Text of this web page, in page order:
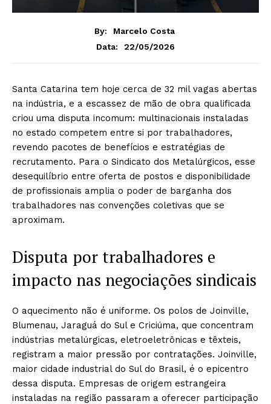
By:
Marcelo Costa
Data:
22/05/2026
Santa Catarina tem hoje cerca de 32 mil vagas abertas
na indústria, e a escassez de mão de obra qualificada
criou uma disputa incomum: multinacionais instaladas
no estado competem entre si por trabalhadores,
revendo pacotes de benefícios e estratégias de
recrutamento. Para o Sindicato dos Metalúrgicos, esse
desequilíbrio entre oferta de postos e disponibilidade
de profissionais amplia o poder de barganha dos
trabalhadores nas convenções coletivas que se
aproximam.
Disputa por trabalhadores e
impacto nas negociações sindicais
O aquecimento não é uniforme. Os polos de Joinville,
Blumenau, Jaraguá do Sul e Criciúma, que concentram
indústrias metalúrgicas, eletroeletrônicas e têxteis,
registram a maior pressão por contratações. Joinville,
maior cidade industrial do Sul do Brasil, é o epicentro
dessa disputa. Empresas de origem estrangeira
instaladas na região passaram a oferecer participação